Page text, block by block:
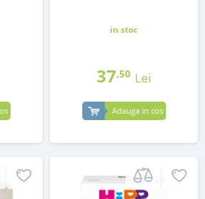
in stoc
37,50 Lei
Adauga in cos